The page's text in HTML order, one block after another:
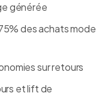
générée
des achats mode
sur retours
et lift de